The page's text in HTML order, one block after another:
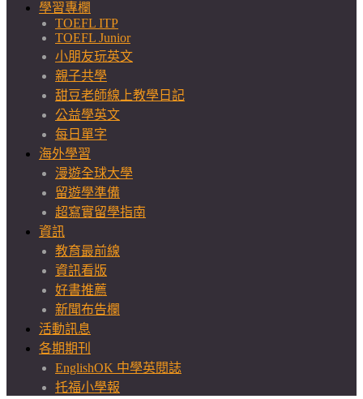
學習專欄
TOEFL ITP
TOEFL Junior
小朋友玩英文
親子共學
甜豆老師線上教學日記
公益學英文
每日單字
海外學習
漫遊全球大學
留遊學準備
超寫實留學指南
資訊
教育最前線
資訊看版
好書推薦
新聞布告欄
活動訊息
各期期刊
EnglishOK 中學英閱誌
托福小學報